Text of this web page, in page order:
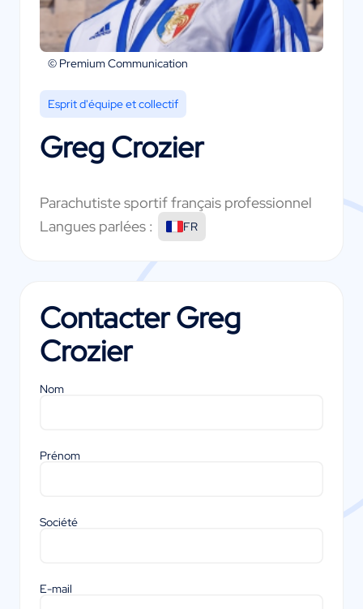
© Premium Communication
Esprit d'équipe et collectif
Greg Crozier
Parachutiste sportif français professionnel
Langues parlées :
FR
ContacterGreg
Crozier
Nom
Prénom
Société
E-mail